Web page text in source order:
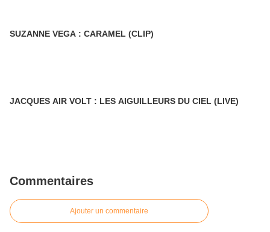
SUZANNE VEGA : CARAMEL (CLIP)
JACQUES AIR VOLT : LES AIGUILLEURS DU CIEL (LIVE)
Commentaires
Ajouter un commentaire